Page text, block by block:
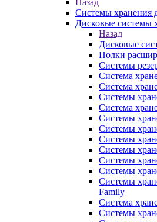
Назад
Системы хранения
Дисковые системы
Назад
Дисковые
Полки
Системы
Система
Система
Системы
Система
Системы
Системы
Системы
Системы
Системы
Системы
Системы
Family
Система
Системы